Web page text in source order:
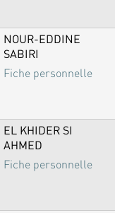
NOUR-EDDINE
SABIRI
Fiche personnelle
EL KHIDER SI
AHMED
Fiche personnelle